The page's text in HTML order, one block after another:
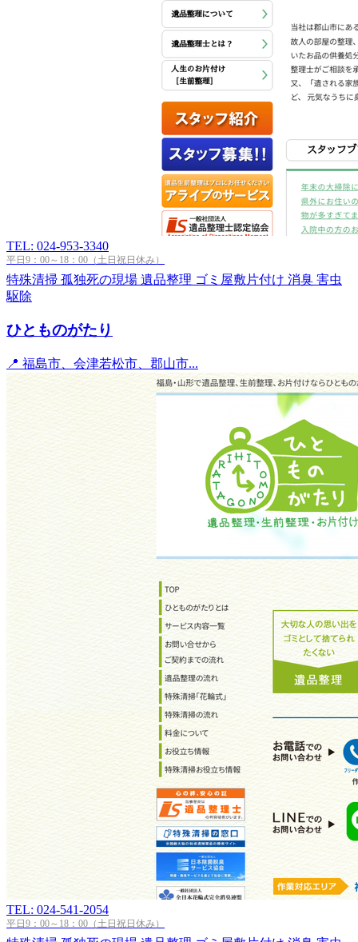
TEL: 024-953-3340
平日9：00～18：00（土日祝日休み）
特殊清掃 孤独死の現場 遺品整理 ゴミ屋敷片付け 消臭 害虫
駆除
ひとものがたり
📍 福島市、会津若松市、郡山市...
TEL: 024-541-2054
平日9：00～18：00（土日祝日休み）